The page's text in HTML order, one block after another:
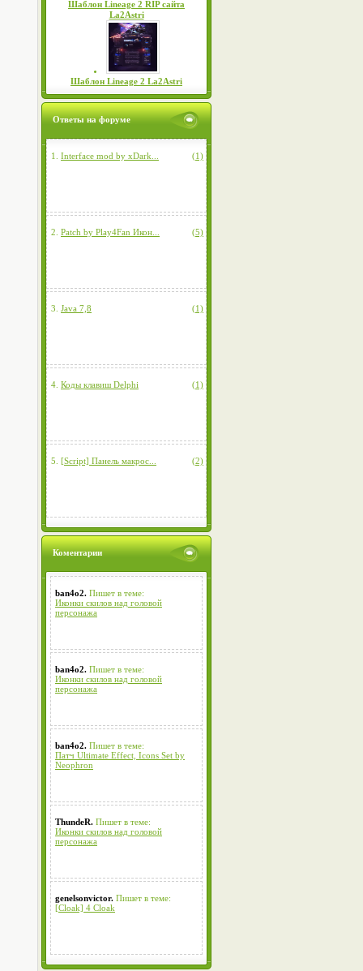
Шаблон Lineage 2 RIP сайта
La2Astri
Шаблон Lineage 2 La2Astri
Ответы на форуме
1. Interface mod by xDark... (1)
2. Patch by Play4Fan Икон... (5)
3. Java 7,8 (1)
4. Коды клавиш Delphi (1)
5. [Script] Панель макрос... (2)
Коментарии
ban4o2. Пишет в теме:
Иконки скилов над головой
персонажа
ban4o2. Пишет в теме:
Иконки скилов над головой
персонажа
ban4o2. Пишет в теме:
Патч Ultimate Effect, Icons Set by
Neophron
ThundeR. Пишет в теме:
Иконки скилов над головой
персонажа
genelsonvictor. Пишет в теме:
[Cloak] 4 Cloak